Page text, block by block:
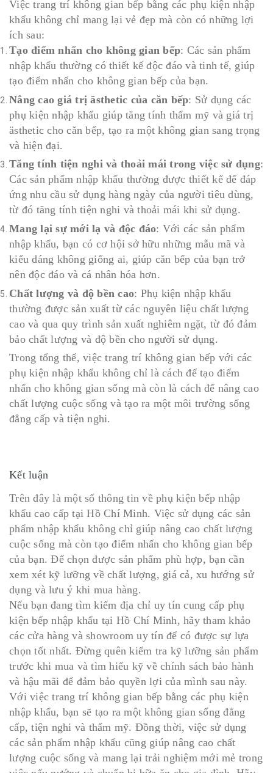
Việc trang trí không gian bếp bằng các phụ kiện nhập
khẩu không chỉ mang lại vẻ đẹp mà còn có những lợi
ích sau:
Tạo điểm nhấn cho không gian bếp: Các sản phẩm
nhập khẩu thường có thiết kế độc đáo và tinh tế, giúp
tạo điểm nhấn cho không gian bếp của bạn.
Nâng cao giá trị ästhetic của căn bếp: Sử dụng các
phụ kiện nhập khẩu giúp tăng tính thẩm mỹ và giá trị
ästhetic cho căn bếp, tạo ra một không gian sang trọng
và hiện đại.
Tăng tính tiện nghi và thoải mái trong việc sử dụng:
Các sản phẩm nhập khẩu thường được thiết kế để đáp
ứng nhu cầu sử dụng hàng ngày của người tiêu dùng,
từ đó tăng tính tiện nghi và thoải mái khi sử dụng.
Mang lại sự mới lạ và độc đáo: Với các sản phẩm
nhập khẩu, bạn có cơ hội sở hữu những mẫu mã và
kiểu dáng không giống ai, giúp căn bếp của bạn trở
nên độc đáo và cá nhân hóa hơn.
Chất lượng và độ bền cao: Phụ kiện nhập khẩu
thường được sản xuất từ các nguyên liệu chất lượng
cao và qua quy trình sản xuất nghiêm ngặt, từ đó đảm
bảo chất lượng và độ bền cho người sử dụng.
Trong tổng thể, việc trang trí không gian bếp với các
phụ kiện nhập khẩu không chỉ là cách để tạo điểm
nhấn cho không gian sống mà còn là cách để nâng cao
chất lượng cuộc sống và tạo ra một môi trường sống
đẳng cấp và tiện nghi.
Kết luận
Trên đây là một số thông tin về phụ kiện bếp nhập
khẩu cao cấp tại Hồ Chí Minh. Việc sử dụng các sản
phẩm nhập khẩu không chỉ giúp nâng cao chất lượng
cuộc sống mà còn tạo điểm nhấn cho không gian bếp
của bạn. Để chọn được sản phẩm phù hợp, bạn cần
xem xét kỹ lưỡng về chất lượng, giá cả, xu hướng sử
dụng và lưu ý khi mua hàng.
Nếu bạn đang tìm kiếm địa chỉ uy tín cung cấp phụ
kiện bếp nhập khẩu tại Hồ Chí Minh, hãy tham khảo
các cửa hàng và showroom uy tín để có được sự lựa
chọn tốt nhất. Đừng quên kiểm tra kỹ lưỡng sản phẩm
trước khi mua và tìm hiểu kỹ về chính sách bảo hành
và hậu mãi để đảm bảo quyền lợi của mình sau này.
Với việc trang trí không gian bếp bằng các phụ kiện
nhập khẩu, bạn sẽ tạo ra một không gian sống đẳng
cấp, tiện nghi và thẩm mỹ. Đồng thời, việc sử dụng
các sản phẩm nhập khẩu cũng giúp nâng cao chất
lượng cuộc sống và mang lại trải nghiệm mới mẻ trong